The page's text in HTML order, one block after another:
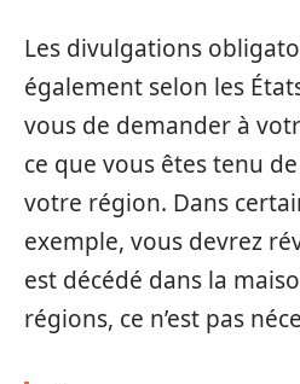
Les divulgations
également selon les
vous de demander à
ce que vous êtes tenu
votre région. Dans
exemple, vous devrez
est décédé dans la
régions, ce n’est pas